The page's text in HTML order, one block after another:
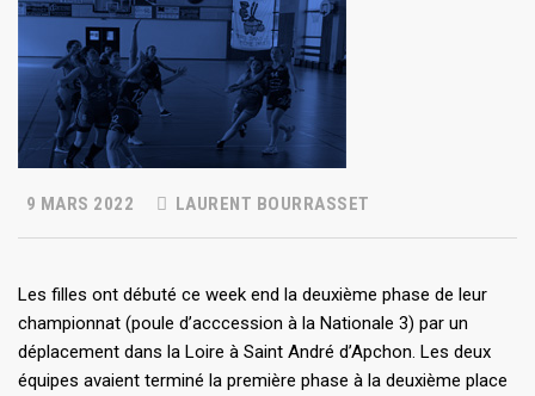
9 MARS 2022 LAURENT BOURRASSET
Les filles ont débuté ce week end la deuxième phase de leur
championnat (poule d’acccession à la Nationale 3) par un
déplacement dans la Loire à Saint André d’Apchon. Les deux
équipes avaient terminé la première phase à la deuxième place